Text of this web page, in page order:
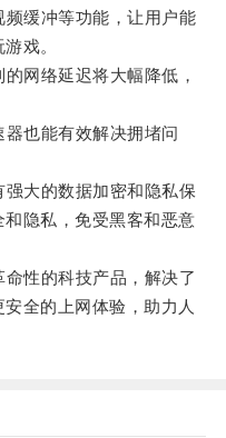
缓冲等功能，让用户能
戏。
网络延迟将大幅降低，
也能有效解决拥堵问
大的数据加密和隐私保
隐私，免受黑客和恶意
性的科技产品，解决了
全的上网体验，助力人